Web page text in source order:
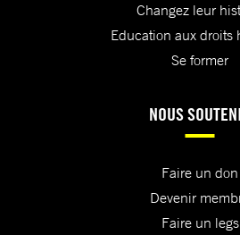
Changez leur
Education aux droits
Se former
NOUS
Faire un don
Devenir
Faire un legs